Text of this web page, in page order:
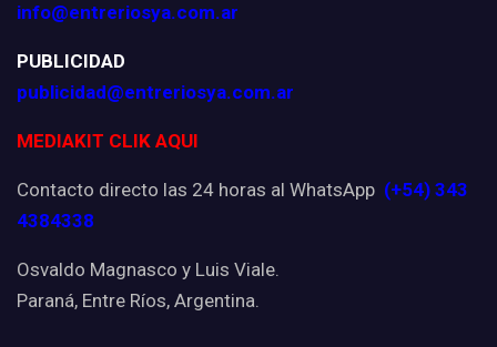
info@entreriosya.com.ar
PUBLICIDAD
publicidad@entreriosya.com.ar
MEDIAKIT CLIK AQUI
Contacto directo las 24 horas al WhatsApp (+54) 343
4384338
Osvaldo Magnasco y Luis Viale.
Paraná, Entre Ríos, Argentina.